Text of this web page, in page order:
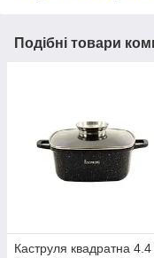
Подібні товари
Каструля квадратна